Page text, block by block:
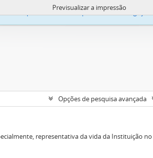
para melhorar a experiência de
Previsualizar a impressão
Opções de pesquisa avançada
representativa da vida da Instituição